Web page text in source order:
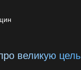
великую цель